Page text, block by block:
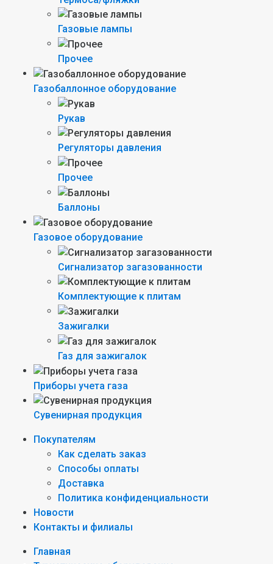
Газовые лампы
Прочее
Газобаллонное оборудование
Рукав
Регуляторы давления
Прочее
Баллоны
Газовое оборудование
Сигнализатор загазованности
Комплектующие к плитам
Зажигалки
Газ для зажигалок
Приборы учета газа
Сувенирная продукция
Покупателям
Как сделать заказ
Способы оплаты
Доставка
Политика конфиденциальности
Новости
Контакты и филиалы
Главная